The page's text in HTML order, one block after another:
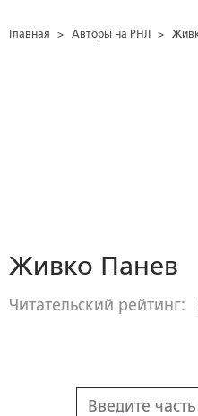
Главная > Авторы на РНЛ >
Живко Панев
Читательский рейтинг: